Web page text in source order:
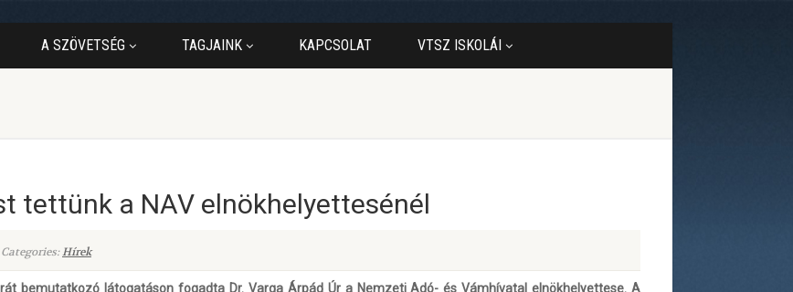
A SZÖVETSÉG TAGJAINK KAPCSOLAT VTSZ ISKOLÁI
tettünk a NAV elnökhelyettesénél
Categories:Hírek
bemutatkozó látogatáson fogadta Dr. Varga Árpád Úr a Nemzeti Adó- és Vámhívatal elnökhelyettese. A